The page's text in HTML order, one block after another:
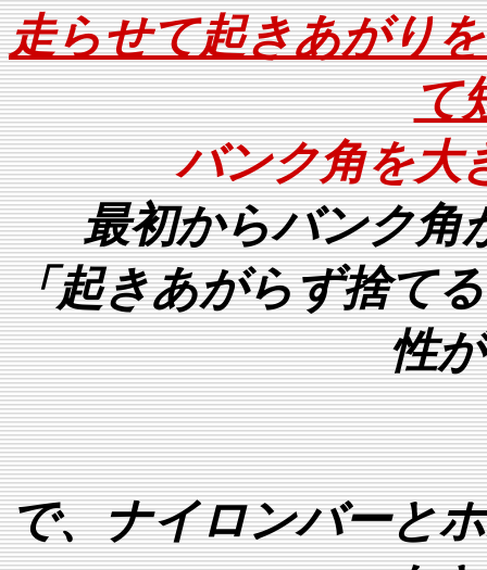
走らせて起きあがり
て
バンク角を大
最初からバンク角
「起きあがらず捨て
性
で、ナイロンバーと